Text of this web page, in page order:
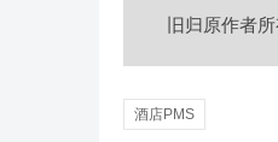
旧归原作者
酒店PMS